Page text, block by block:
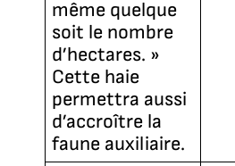
même quelque
soit le nombre
d’hectares. »
Cette haie
permettra aussi
d’accroître la
faune auxiliaire.